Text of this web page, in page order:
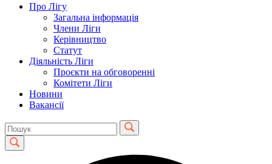
Про Лігу
Загальна інформація
Члени Ліги
Керівництво
Статут
Діяльність Ліги
Проєкти на обговоренні
Комітети Ліги
Новини
Вакансії